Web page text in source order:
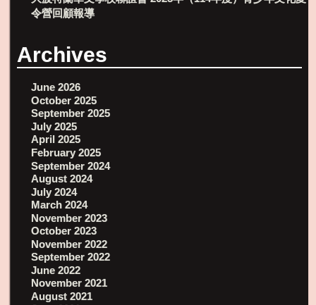
令營回顧報導
Archives
June 2026
October 2025
September 2025
July 2025
April 2025
February 2025
September 2024
August 2024
July 2024
March 2024
November 2023
October 2023
November 2022
September 2022
June 2022
November 2021
August 2021